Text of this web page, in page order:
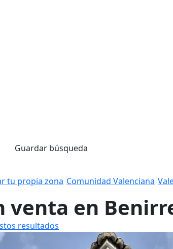
Guardar búsqueda
tu propia zona Comunidad Valenciana
venta en
resultados